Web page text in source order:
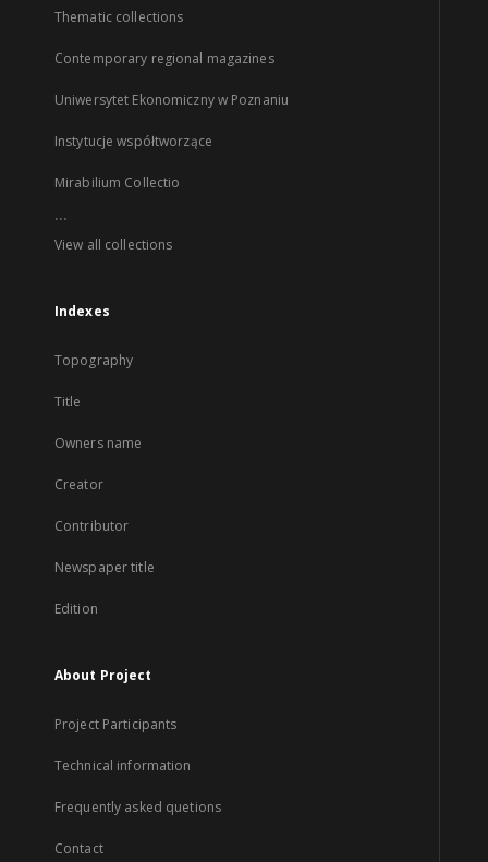
Thematic collections
Contemporary regional magazines
Uniwersytet Ekonomiczny w Poznaniu
Instytucje współtworzące
Mirabilium Collectio
...
View all collections
Indexes
Topography
Title
Owners name
Creator
Contributor
Newspaper title
Edition
About Project
Project Participants
Technical information
Frequently asked quetions
Contact